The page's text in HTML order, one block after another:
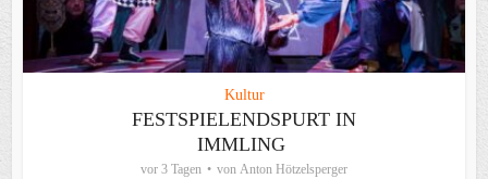
Kultur
FESTSPIELENDSPURT IN
IMMLING
vor 3 Tagen von Anton Hötzelsperger